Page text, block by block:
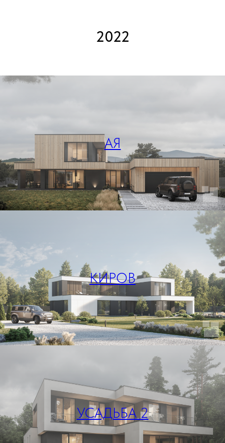
2022
АЯ
КИРОВ
УСАДЬБА 2